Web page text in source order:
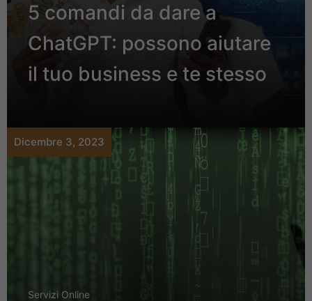
5 comandi da dare a
ChatGPT: possono aiutare
il tuo business e te stesso
Dicembre 3, 2023
Servizi Online